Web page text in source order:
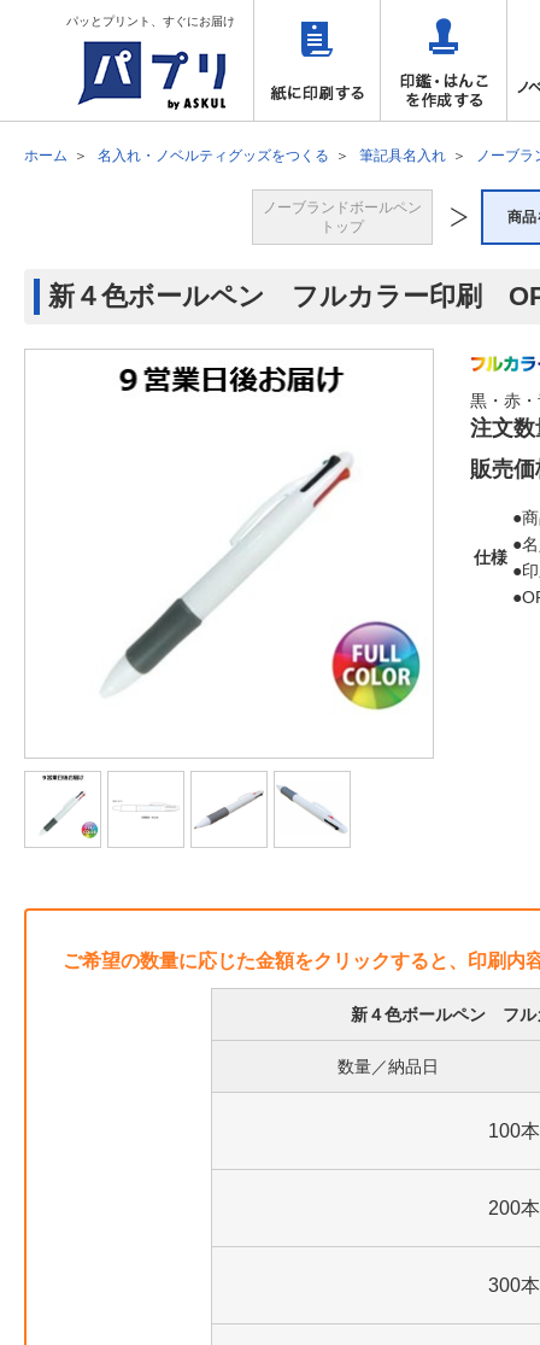
パッとプリント、すぐにお届け
ホーム 名入れ・ノベルティグッズをつくる 筆記具名入れ ノーブラ
ノーブランドボールペン
トップ
商品
新４色ボールペン フルカラー印刷
黒・赤
注文数
販売価
仕様
●
●
●
ご希望の数量に応じた金額をクリックすると、印刷内
新４色ボールペン フ
数量／納品日
100本
200本
300本